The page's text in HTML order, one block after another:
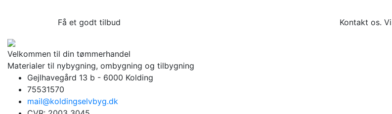
Få et godt tilbud Kontakt os.
Velkommen til din tømmerhandel
Materialer til nybygning, ombygning og tilbygning
Gejlhavegård 13 b - 6000 Kolding
75531570
mail@koldingselvbyg.dk